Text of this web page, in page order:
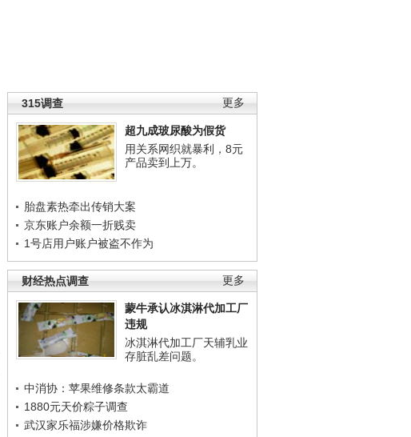
更多
315调查
超九成玻尿酸为假货
用关系网织就暴利，8元
产品卖到上万。
胎盘素热牵出传销大案
京东账户余额一折贱卖
1号店用户账户被盗不作为
更多
财经热点调查
蒙牛承认冰淇淋代加工厂
违规
冰淇淋代加工厂天辅乳业
存脏乱差问题。
中消协：苹果维修条款太霸道
1880元天价粽子调查
武汉家乐福涉嫌价格欺诈